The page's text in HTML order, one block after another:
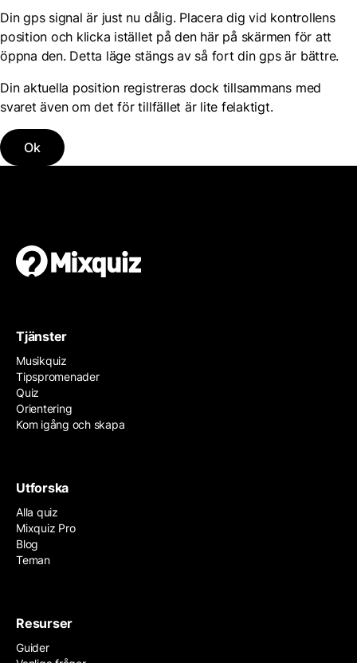
Din gps signal är just nu dålig. Placera dig vid kontrollens
position och klicka istället på den här på skärmen för att
öppna den. Detta läge stängs av så fort din gps är bättre.
Din aktuella position registreras dock tillsammans med
svaret även om det för tillfället är lite felaktigt.
Ok
Tjänster
Musikquiz
Tipspromenader
Quiz
Orientering
Kom igång och skapa
Utforska
Alla quiz
Mixquiz Pro
Blog
Teman
Resurser
Guider